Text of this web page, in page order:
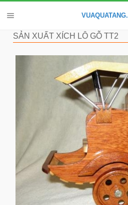
SẢN XUẤT XÍCH LÔ GỖ TT2